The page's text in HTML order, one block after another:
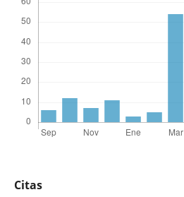
Citas